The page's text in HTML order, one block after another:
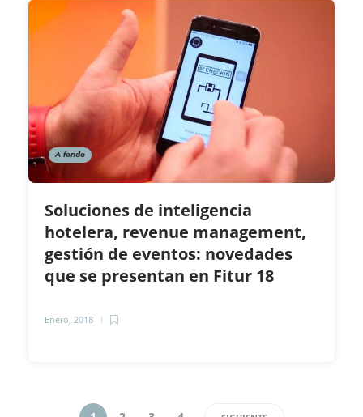
A fondo
Soluciones de inteligencia
hotelera, revenue management,
gestión de eventos: novedades
que se presentan en Fitur 18
Enero, 2018